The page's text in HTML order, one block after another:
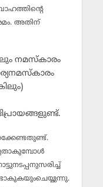
അതിന്
നമസ്‌കാരം